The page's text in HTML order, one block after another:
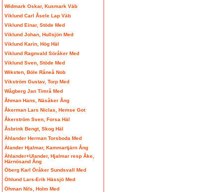
Widmark Oskar, Kusmark Väb
Viklund Carl Åsele Lap Väb
Viklund Einar, Stöde Med
Viklund Johan, Hullsjön Med
Viklund Karin, Hög Häl
Viklund Ragnvald Söråker Med
Viklund Sven, Stöde Med
Wiksten, Böle Råneå Nob
Vikström Gustav, Torp Med
Wågberg Jan Timrå Med
Åhman Hans, Näsåker Ång
Åkerman Lars Niclas, Hemse Got
Åkerström Sven, Forsa Häl
Åsbrink Bengt, Skog Häl
Ählander Herman Torsboda Med
Älander Hjalmar, Kammartjärn Ång
Ählander+Ulander, Hjalmar resp Åke,
Härnösand Ång
Öberg Karl Öråker Sundsvall Med
Öhlund Lars-Erik Hässjö Med
Öhman Nils, Holm Med